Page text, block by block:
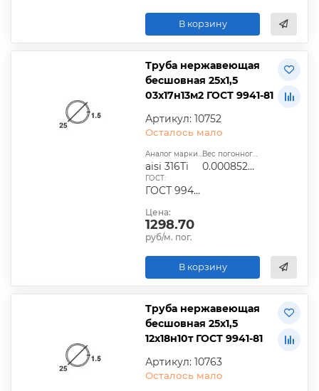
В корзину
Труба нержавеющая
бесшовная 25х1,5
03х17н13м2 ГОСТ 9941-81
Артикул: 10752
Осталось мало
Аналог марки стали:
aisi 316Ti
Вес погонного метра, т.:
0.0008526975
ГОСТ:
ГОСТ 9940-81, ГОСТ 9941-81, ГОСТ 24030-80, ГОСТ 10498-82
Цена:
1298.70
руб/м. пог.
В корзину
Труба нержавеющая
бесшовная 25х1,5
12х18н10т ГОСТ 9941-81
Артикул: 10763
Осталось мало